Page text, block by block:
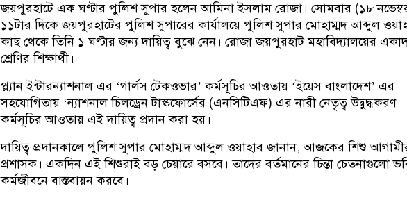
জয়পুরহাটে এক ঘণ্টার পুলিশ সুপার হলেন আমিনা ইসলাম রোজা। সোমবার (১৮
১১টার দিকে জয়পুরহাটের পুলিশ সুপারের কার্যালয়ে পুলিশ সুপার মোহাম্মদ আব্দুল
কাছ থেকে তিনি ১ ঘণ্টার জন্য দায়িত্ব বুঝে নেন। রোজা জয়পুরহাট মহাবিদ্যালয়ের
শ্রেণির শিক্ষার্থী।
প্ল্যান ইন্টারন্যাশনাল এর ‘গার্লস টেকওভার’ কর্মসূচির আওতায় ‘ইয়েস বাংলাদেশ’ এর
সহযোগিতায় ‘ন্যাশনাল চিলড্রেন টাস্কফোর্সের (এনসিটিএফ) এর নারী নেতৃত্ব উদ্বুদ্ধকরণ
কর্মসূচির আওতায় এই দায়িত্ব প্রদান করা হয়।
দায়িত্ব প্রদানকালে পুলিশ সুপার মোহাম্মদ আব্দুল ওয়াহাব জানান, আজকের শিশু
প্রশাসক। একদিন এই শিশুরাই বড় চেয়ারে বসবে। তাদের বর্তমানের চিন্তা চেতনাগুলো
কর্মজীবনে বাস্তবায়ন করবে।